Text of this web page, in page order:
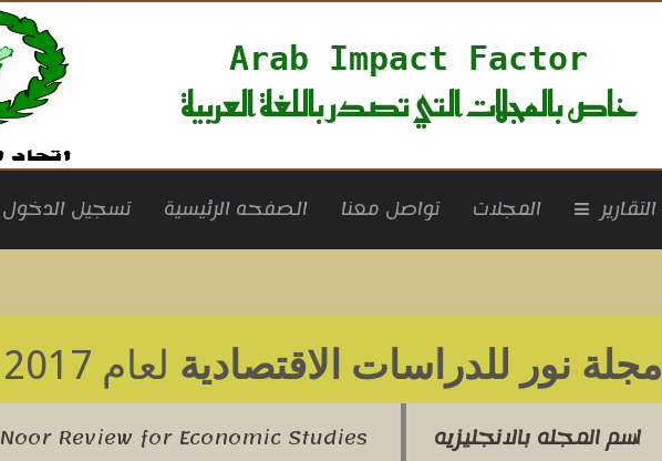
Arab Impact Factor
خاص بالمجلات التي تصدر باللغة العربية
تسجيل الدخول الصفحه الرئيسية تواصل معنا المجلات التقارير
مجلة نور للدراسات الاقتصادية لعام 2017
اسم المجله بالانجليزيه
Noor Review for Economic Studies